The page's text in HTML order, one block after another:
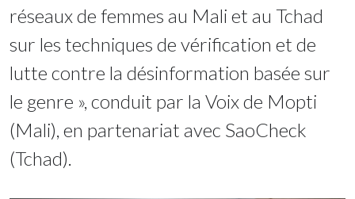
réseaux de femmes au Mali et au Tchad
sur les techniques de vérification et de
lutte contre la désinformation basée sur
le genre », conduit par la Voix de Mopti
(Mali), en partenariat avec SaoCheck
(Tchad).